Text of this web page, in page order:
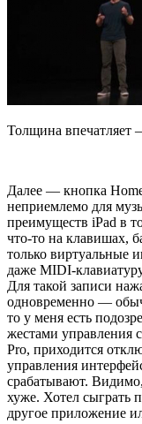
Толщина впечатляет
Далее — кнопка
неприемлемо для
преимуществ iPad в
что-то на клавишах,
только виртуальные
даже MIDI-
Для такой записи
одновременно —
то у меня есть
жестами управления
Pro, приходится
управления
срабатывают.
хуже. Хотел сыграть
другое приложение